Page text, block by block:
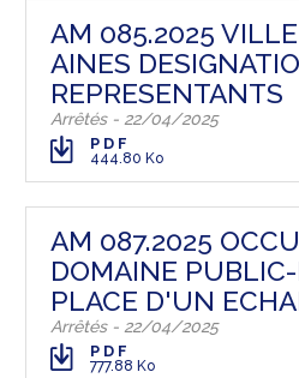
AM 085.2025
AINES
REPRESENTANTS
Arrêtés - 22/04/2025
PDF
444.80 Ko
AM 087.2025
DOMAINE
PLACE D'UN
Arrêtés - 22/04/2025
PDF
777.88 Ko